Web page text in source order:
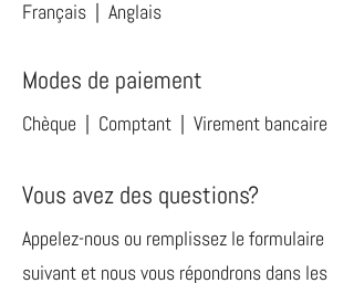
Français | Anglais
Modes de paiement
Chèque | Comptant | Virement bancaire
Vous avez des questions?
Appelez-nous ou remplissez le formulaire
suivant et nous vous répondrons dans les